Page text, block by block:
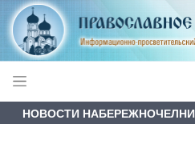
НОВОСТИ